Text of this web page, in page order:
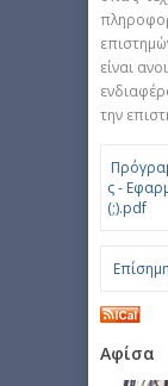
είναι
την
ς -
(;).pdf
Αφίσα